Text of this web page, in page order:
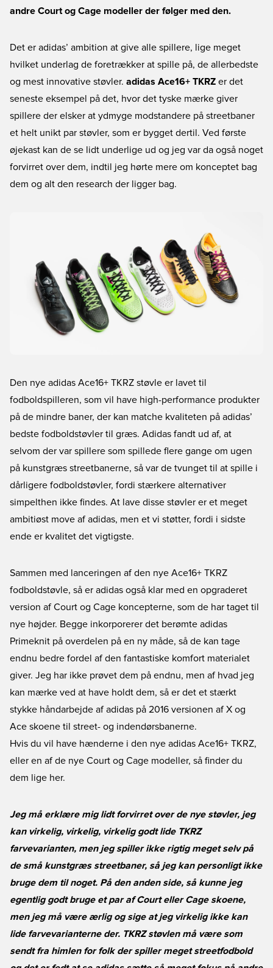
andre Court og Cage modeller der følger med den.
Det er adidas’ ambition at give alle spillere, lige meget
hvilket underlag de foretrækker at spille på, de allerbedste
og mest innovative støvler. adidas Ace16+ TKRZ er det
seneste eksempel på det, hvor det tyske mærke giver
spillere der elsker at ydmyge modstandere på streetbaner
et helt unikt par støvler, som er bygget dertil. Ved første
øjekast kan de se lidt underlige ud og jeg var da også noget
forvirret over dem, indtil jeg hørte mere om konceptet bag
dem og alt den research der ligger bag.
Den nye adidas Ace16+ TKRZ støvle er lavet til
fodboldspilleren, som vil have high-performance produkter
på de mindre baner, der kan matche kvaliteten på adidas’
bedste fodboldstøvler til græs. Adidas fandt ud af, at
selvom der var spillere som spillede flere gange om ugen
på kunstgræs streetbanerne, så var de tvunget til at spille i
dårligere fodboldstøvler, fordi stærkere alternativer
simpelthen ikke findes. At lave disse støvler er et meget
ambitiøst move af adidas, men et vi støtter, fordi i sidste
ende er kvalitet det vigtigste.
Sammen med lanceringen af den nye Ace16+ TKRZ
fodboldstøvle, så er adidas også klar med en opgraderet
version af Court og Cage koncepterne, som de har taget til
nye højder. Begge inkorporerer det berømte adidas
Primeknit på overdelen på en ny måde, så de kan tage
endnu bedre fordel af den fantastiske komfort materialet
giver. Jeg har ikke prøvet dem på endnu, men af hvad jeg
kan mærke ved at have holdt dem, så er det et stærkt
stykke håndarbejde af adidas på 2016 versionen af X og
Ace skoene til street- og indendørsbanerne.
Hvis du vil have hænderne i den nye adidas Ace16+ TKRZ,
eller en af de nye Court og Cage modeller, så finder du
dem lige her.
Jeg må erklære mig lidt forvirret over de nye støvler, jeg
kan virkelig, virkelig, virkelig godt lide TKRZ
farvevarianten, men jeg spiller ikke rigtig meget selv på
de små kunstgræs streetbaner, så jeg kan personligt ikke
bruge dem til noget. På den anden side, så kunne jeg
egentlig godt bruge et par af Court eller Cage skoene,
men jeg må være ærlig og sige at jeg virkelig ikke kan
lide farvevarianterne der. TKRZ støvlen må være som
sendt fra himlen for folk der spiller meget streetfodbold